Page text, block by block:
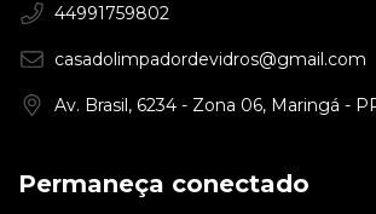
44991759802
casadolimpadordevidros@gmail.com
Av. Brasil, 6234 - Zona 06, Maringá -
Permaneça conectado